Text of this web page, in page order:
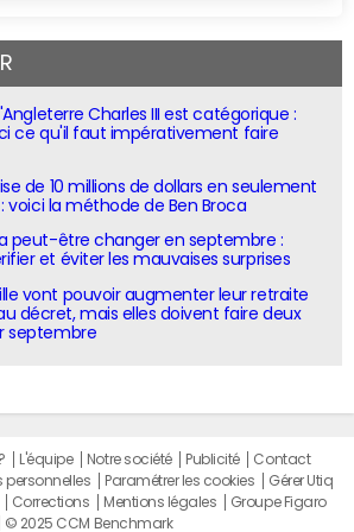
Charles III est catégorique :
ce qu'il faut impérativement faire
de 10 millions de dollars en seulement
voici la méthode de Ben Broca
peut-être changer en septembre :
et éviter les mauvaises surprises
vont pouvoir augmenter leur retraite
décret, mais elles doivent faire deux
septembre
L'équipe Notre société Publicité
Contact
personnelles Paramétrer les cookies
Gérer Utiq
Corrections Mentions légales
Groupe Figaro
© 2025 CCM Benchmark